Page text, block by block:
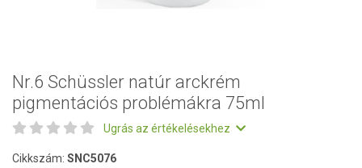
Nr.6 Schüssler natúr arckrém
pigmentációs problémákra 75ml
Ugrás az értékelésekhez
Cikkszám: SNC5076